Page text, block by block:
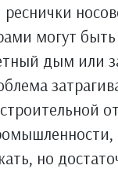
могут
дым или
но